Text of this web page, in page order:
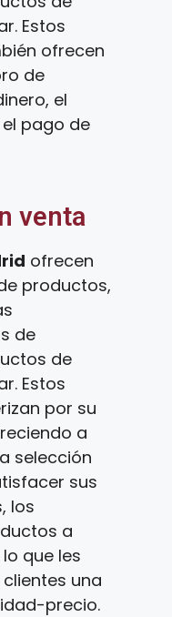
Estos
ofrecen
de
el
pago de
venta
ofrecen
productos,
de
de
Estos
por su
a
selección
sus
los
a
que les
una
precio.